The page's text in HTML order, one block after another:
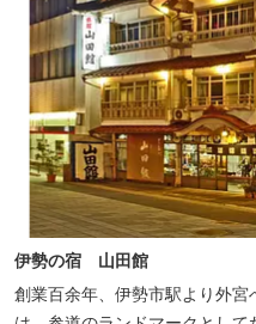
伊勢の宿 山田館
創業百余年、伊勢市駅より外